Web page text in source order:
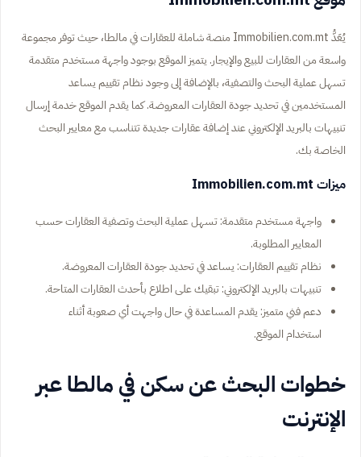
يُعَدُّ Immobilien.com.mt منصة شاملة للعقارات في مالطا، حيث توفر مجموعة
واسعة من العقارات للبيع والإيجار. يتميز الموقع بوجود واجهة مستخدم متقدمة
تسهل عملية البحث والتصفية، بالإضافة إلى وجود نظام تقييم يساعد
المستخدمين في تحديد جودة العقارات المعروضة. كما يقدم الموقع خدمة إرسال
تنبيهات بالبريد الإلكتروني عند إضافة عقارات جديدة تتناسب مع معايير البحث
الخاصة بك.
ميزات Immobilien.com.mt
واجهة مستخدم متقدمة: تسهل عملية البحث وتصفية العقارات حسب
المعايير المطلوبة.
نظام تقييم العقارات: يساعد في تحديد جودة العقارات المعروضة.
تنبيهات بالبريد الإلكتروني: تبقيك على اطلاع بأحدث العقارات المتاحة.
دعم فني متميز: يقدم المساعدة في حال واجهت أي صعوبة أثناء
استخدام الموقع.
خطوات البحث عن سكن في مالطا عبر
الإنترنت